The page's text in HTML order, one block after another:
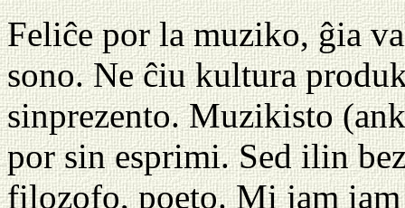
Feliĉe por la muziko, ĝia
sono. Ne ĉiu kultura
sinprezento. Muzikisto
por sin esprimi. Sed ilin
filozofo, poeto. Mi jam